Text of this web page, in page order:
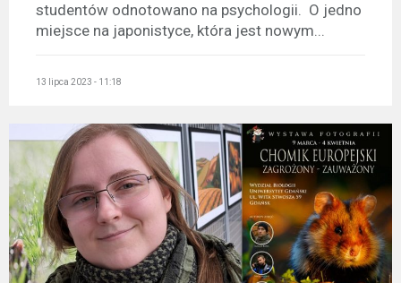
studentów odnotowano na psychologii. O jedno
miejsce na japonistyce, która jest nowym...
13 lipca 2023 - 11:18